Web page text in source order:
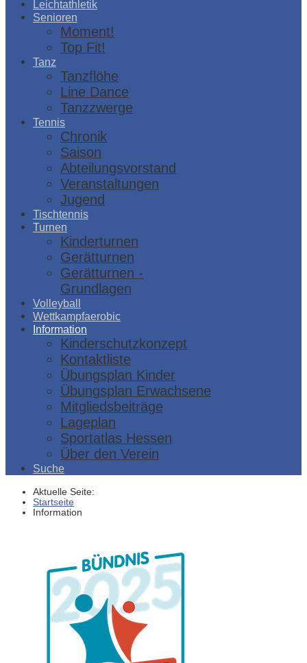
Leichtathletik
Senioren
Moment!
Top Fit!
Tanz
Tanzflöhe
Line Dance
Tanzzwerge
Tennis
Chronik
Saison
Abteilungsvorstand
Veranstaltungen
Jugend
Tischtennis
Turnen
Kinderturnen
Gerätturnen
Gerätturnen -
Grundlagen
Volleyball
Wettkampfaerobic
Information
Kinderschutzkonzept
Kontaktliste
Übungsplan Kinder
Übungsplan Erwachsene
Mitgliedsbeiträge
Lageplan
Sportatlas Hessen
Über den Verein
Suche
Aktuelle Seite:
Startseite
Information